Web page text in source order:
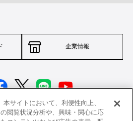
企業情報
本サイトにおいて、利便性向上、
閲覧状況分析や、興味・関心に応